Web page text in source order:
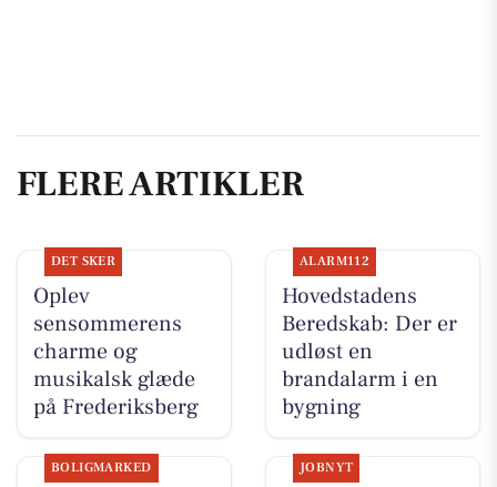
FLERE ARTIKLER
DET SKER
Oplev
sensommerens
charme og
musikalsk glæde
på Frederiksberg
ALARM112
Hovedstadens
Beredskab: Der er
udløst en
brandalarm i en
bygning
BOLIGMARKED JOBNYT